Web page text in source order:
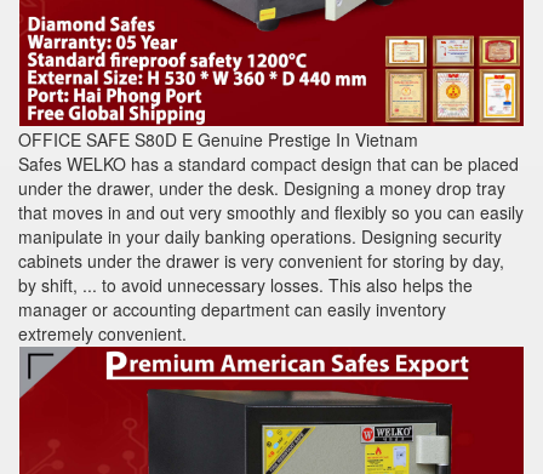
OFFICE SAFE S80D E Genuine Prestige In Vietnam
Safes WELKO has a standard compact design that can be placed
under the drawer, under the desk. Designing a money drop tray
that moves in and out very smoothly and flexibly so you can easily
manipulate in your daily banking operations. Designing security
cabinets under the drawer is very convenient for storing by day,
by shift, ... to avoid unnecessary losses. This also helps the
manager or accounting department can easily inventory
extremely convenient.